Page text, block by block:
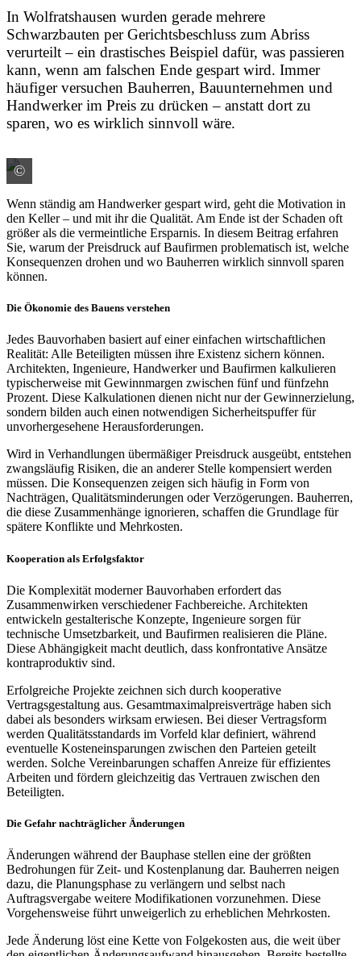
In Wolfratshausen wurden gerade mehrere
Schwarzbauten per Gerichtsbeschluss zum Abriss
verurteilt – ein drastisches Beispiel dafür, was passieren
kann, wenn am falschen Ende gespart wird. Immer
häufiger versuchen Bauherren, Bauunternehmen und
Handwerker im Preis zu drücken – anstatt dort zu
sparen, wo es wirklich sinnvoll wäre.
©
Wenn ständig am Handwerker gespart wird, geht die Motivation in
den Keller – und mit ihr die Qualität. Am Ende ist der Schaden oft
größer als die vermeintliche Ersparnis. In diesem Beitrag erfahren
Sie, warum der Preisdruck auf Baufirmen problematisch ist, welche
Konsequenzen drohen und wo Bauherren wirklich sinnvoll sparen
können.
Die Ökonomie des Bauens verstehen
Jedes Bauvorhaben basiert auf einer einfachen wirtschaftlichen
Realität: Alle Beteiligten müssen ihre Existenz sichern können.
Architekten, Ingenieure, Handwerker und Baufirmen kalkulieren
typischerweise mit Gewinnmargen zwischen fünf und fünfzehn
Prozent. Diese Kalkulationen dienen nicht nur der Gewinnerzielung,
sondern bilden auch einen notwendigen Sicherheitspuffer für
unvorhergesehene Herausforderungen.
Wird in Verhandlungen übermäßiger Preisdruck ausgeübt, entstehen
zwangsläufig Risiken, die an anderer Stelle kompensiert werden
müssen. Die Konsequenzen zeigen sich häufig in Form von
Nachträgen, Qualitätsminderungen oder Verzögerungen. Bauherren,
die diese Zusammenhänge ignorieren, schaffen die Grundlage für
spätere Konflikte und Mehrkosten.
Kooperation als Erfolgsfaktor
Die Komplexität moderner Bauvorhaben erfordert das
Zusammenwirken verschiedener Fachbereiche. Architekten
entwickeln gestalterische Konzepte, Ingenieure sorgen für
technische Umsetzbarkeit, und Baufirmen realisieren die Pläne.
Diese Abhängigkeit macht deutlich, dass konfrontative Ansätze
kontraproduktiv sind.
Erfolgreiche Projekte zeichnen sich durch kooperative
Vertragsgestaltung aus. Gesamtmaximalpreisverträge haben sich
dabei als besonders wirksam erwiesen. Bei dieser Vertragsform
werden Qualitätsstandards im Vorfeld klar definiert, während
eventuelle Kosteneinsparungen zwischen den Parteien geteilt
werden. Solche Vereinbarungen schaffen Anreize für effizientes
Arbeiten und fördern gleichzeitig das Vertrauen zwischen den
Beteiligten.
Die Gefahr nachträglicher Änderungen
Änderungen während der Bauphase stellen eine der größten
Bedrohungen für Zeit- und Kostenplanung dar. Bauherren neigen
dazu, die Planungsphase zu verlängern und selbst nach
Auftragsvergabe weitere Modifikationen vorzunehmen. Diese
Vorgehensweise führt unweigerlich zu erheblichen Mehrkosten.
Jede Änderung löst eine Kette von Folgekosten aus, die weit über